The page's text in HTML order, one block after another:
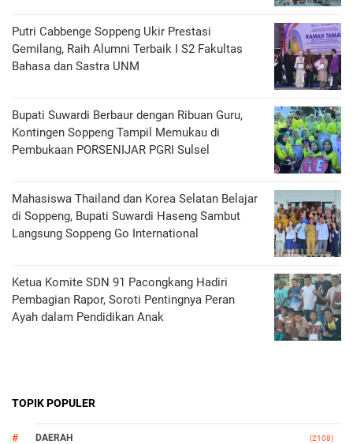
Putri Cabbenge Soppeng Ukir Prestasi
Gemilang, Raih Alumni Terbaik I S2 Fakultas
Bahasa dan Sastra UNM
Bupati Suwardi Berbaur dengan Ribuan Guru,
Kontingen Soppeng Tampil Memukau di
Pembukaan PORSENIJAR PGRI Sulsel
Mahasiswa Thailand dan Korea Selatan Belajar
di Soppeng, Bupati Suwardi Haseng Sambut
Langsung Soppeng Go International
Ketua Komite SDN 91 Pacongkang Hadiri
Pembagian Rapor, Soroti Pentingnya Peran
Ayah dalam Pendidikan Anak
TOPIK POPULER
DAERAH (2108)